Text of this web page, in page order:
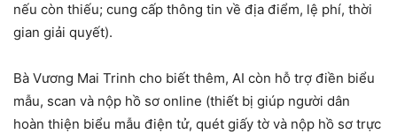
nếu còn thiếu; cung cấp thông tin về địa điểm, lệ phí, thời
gian giải quyết).
Bà Vương Mai Trinh cho biết thêm, AI còn hỗ trợ điền biểu
mẫu, scan và nộp hồ sơ online (thiết bị giúp người dân
hoàn thiện biểu mẫu điện tử, quét giấy tờ và nộp hồ sơ trực